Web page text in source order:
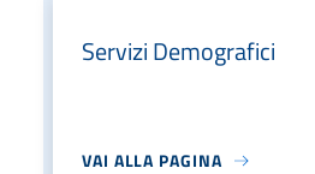
Servizi Demografici
VAI ALLA PAGINA